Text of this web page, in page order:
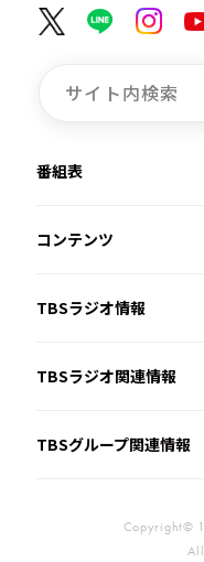
番組表
コンテンツ
TBSラジオ情報
TBSラジオ関連情報
TBSグループ関連情報
Copyright©